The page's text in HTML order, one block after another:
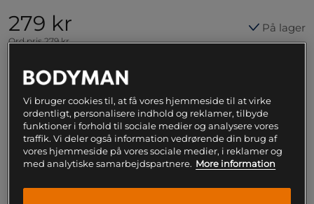
279 kr
Ord.pris 279 kr
På lager
Natural
Føj til indkøbskurven
Gratis fragt over 199
Gratis
14 dages
Vi bruger cookies til, at få vores hjemmeside til at virke
ordentligt, personalisere indhold og reklamer, tilbyde
funktioner i forhold til sociale medier og analysere vores
traffik. Vi deler også information vedrørende din brug af
vores hjemmeside på vores sociale medier, i reklamer og
med analytiske samarbejdspartnere. More information